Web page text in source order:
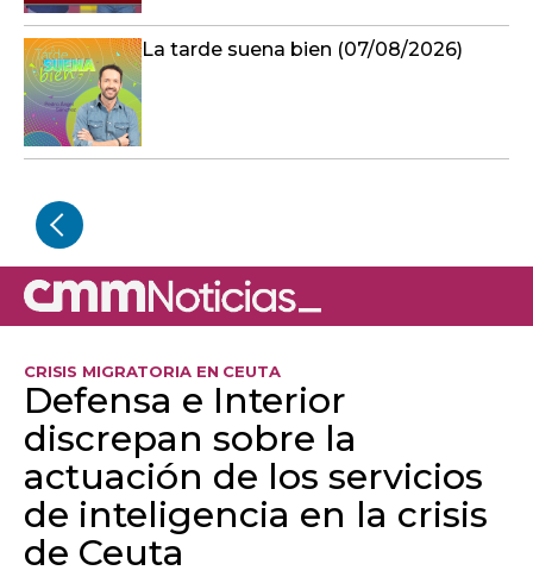
La tarde suena bien (07/08/2026)
CRISIS MIGRATORIA EN CEUTA
Defensa e Interior
discrepan sobre la
actuación de los servicios
de inteligencia en la crisis
de Ceuta